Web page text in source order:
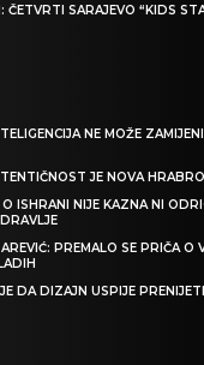
ČETVRTI SARAJEVO “KIDS
NE MOŽE
JE NOVA
ISHRANI NIJE KAZNA NI
PREMALO SE PRIČA O
DA DIZAJN USPIJE